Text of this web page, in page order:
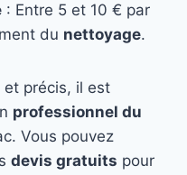
: Entre 5 et 10 € par
du nettoyage.
et précis, il est
professionnel du
Vous pouvez
devis gratuits pour